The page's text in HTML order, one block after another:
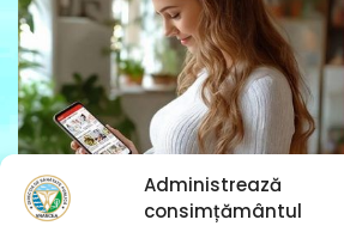
Administrează
consimțământul